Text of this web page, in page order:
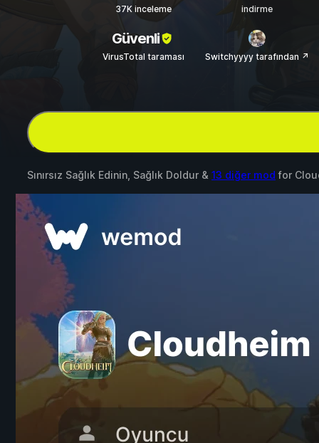
37K inceleme indirme
Güvenli
VirusTotal taraması Switchyyyy tarafından ↗
Sınırsız Sağlık Edinin, Sağlık Doldur & 13 diğer mod for